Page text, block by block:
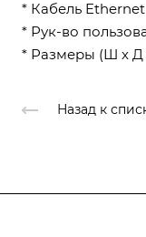
* Кабель Ethernet
* Рук-во
* Размеры (Ш x Д
Назад к